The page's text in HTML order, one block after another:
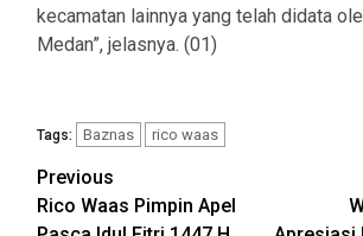
kecamatan lainnya yang telah didata
Medan”, jelasnya. (01)
Tags: Baznas rico waas
Post
navigation
Previous
Rico Waas Pimpin Apel